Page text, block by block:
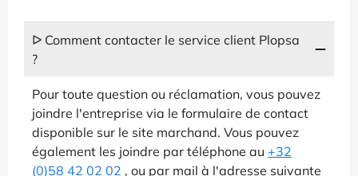
ᐅ Comment contacter le service client Plopsa
?
Pour toute question ou réclamation, vous pouvez
joindre l'entreprise via le formulaire de contact
disponible sur le site marchand. Vous pouvez
également les joindre par téléphone au +32
(0)58 42 02 02 , ou par mail à l'adresse suivante